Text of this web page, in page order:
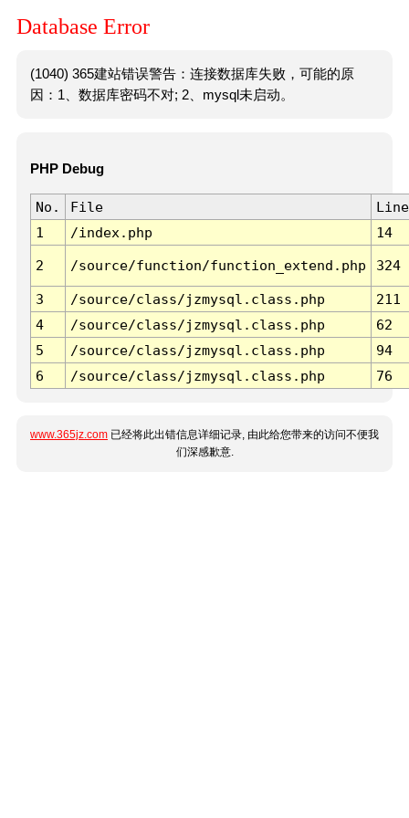
Database Error
(1040) 365建站错误警告：连接数据库失败，可能的原
因：1、数据库密码不对; 2、mysql未启动。
PHP Debug
No. File
Line
1
/index.php 14
2 /source/function/function_extend.php 324
3 /source/class/jzmysql.class.php
211
4
/source/class/jzmysql.class.php
62
5
/source/class/jzmysql.class.php
94
6
/source/class/jzmysql.class.php 76
www.365jz.com 已经将此出错信息详细记录, 由此给您带来的访问不便我
们深感歉意.